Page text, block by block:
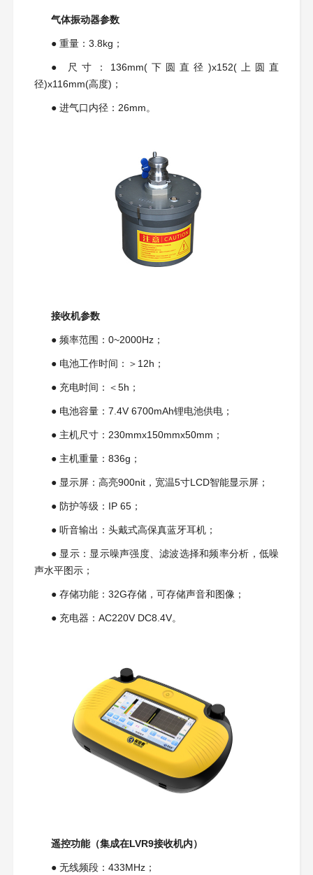
气体振动器参数
● 重量：3.8kg；
●
尺寸：136mm(下圆直径)x152(上圆直
径)x116mm(高度)；
● 进气口内径：26mm。
接收机参数
● 频率范围：0~2000Hz；
● 电池工作时间：＞12h；
● 充电时间：＜5h；
● 电池容量：7.4V 6700mAh锂电池供电；
● 主机尺寸：230mmx150mmx50mm；
● 主机重量：836g；
● 显示屏：高亮900nit，宽温5寸LCD智能显示屏；
● 防护等级：IP 65；
● 听音输出：头戴式高保真蓝牙耳机；
● 显示：显示噪声强度、滤波选择和频率分析，低噪
声水平图示；
● 存储功能：32G存储，可存储声音和图像；
● 充电器：AC220V DC8.4V。
遥控功能（集成在LVR9接收机内）
● 无线频段：433MHz；